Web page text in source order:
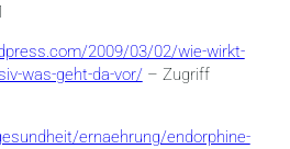
2009/03/02/wie-wirkt-
was-geht-da-vor/– Zugriff
ernaehrung/endorphine-